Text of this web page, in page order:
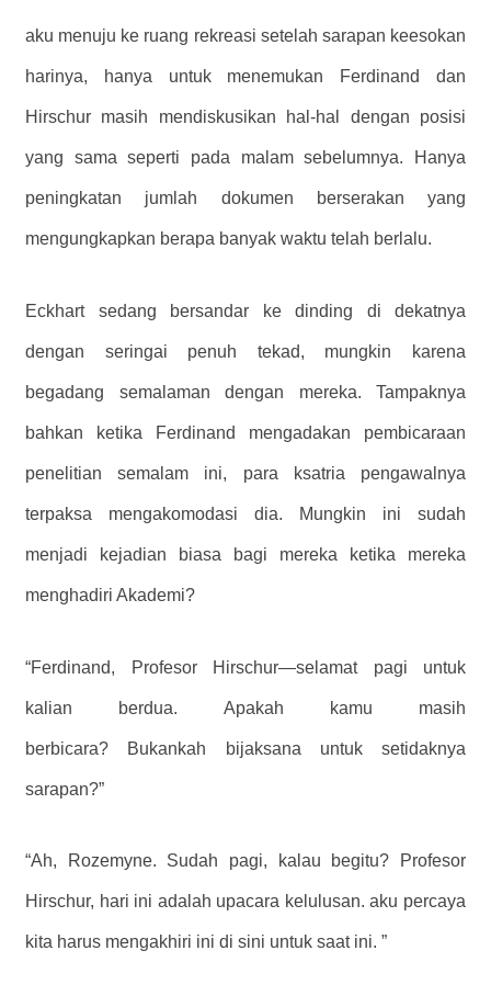
aku menuju ke ruang rekreasi setelah sarapan keesokan
harinya, hanya untuk menemukan Ferdinand dan
Hirschur masih mendiskusikan hal-hal dengan posisi
yang sama seperti pada malam sebelumnya. Hanya
peningkatan jumlah dokumen berserakan yang
mengungkapkan berapa banyak waktu telah berlalu.
Eckhart sedang bersandar ke dinding di dekatnya
dengan seringai penuh tekad, mungkin karena
begadang semalaman dengan mereka. Tampaknya
bahkan ketika Ferdinand mengadakan pembicaraan
penelitian semalam ini, para ksatria pengawalnya
terpaksa mengakomodasi dia. Mungkin ini sudah
menjadi kejadian biasa bagi mereka ketika mereka
menghadiri Akademi?
“Ferdinand, Profesor Hirschur—selamat pagi untuk
kalian berdua. Apakah kamu masih
berbicara? Bukankah bijaksana untuk setidaknya
sarapan?”
“Ah, Rozemyne. Sudah pagi, kalau begitu? Profesor
Hirschur, hari ini adalah upacara kelulusan. aku percaya
kita harus mengakhiri ini di sini untuk saat ini. ”